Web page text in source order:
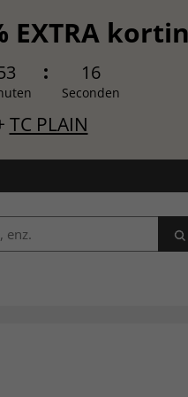
EXTRA
15
Seconden
TC PLAIN